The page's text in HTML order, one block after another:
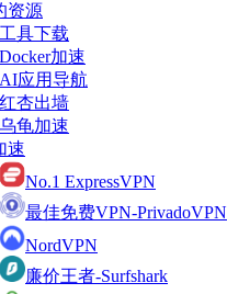
资源
工具下载
Docker加速
AI应用导航
红杏出墙
乌龟加速
速
No.1 ExpressVPN
最佳免费VPN-PrivadoVPN
NordVPN
廉价王者-Surfshark